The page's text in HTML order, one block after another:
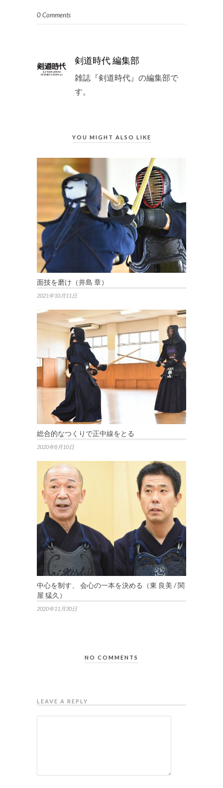
0 Comments
剣道時代 編集部
雑誌『剣道時代』の編集部で
す。
YOU MIGHT ALSO LIKE
面技を磨け（井島 章）
2021年10月11日
総合的なつくりで正中線をとる
2020年8月10日
中心を制す、 会心の一本を決める（東 良美 / 関
屋 猛久）
2020年11月30日
NO COMMENTS
LEAVE A REPLY